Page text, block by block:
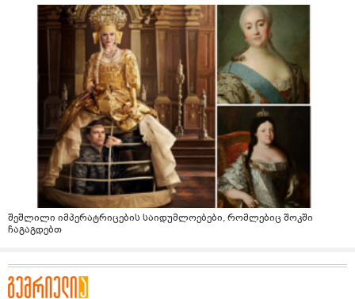
შეშლილი იმპერატრიცების საიდუმლოებები, რომლებიც შოკში
ჩაგაგდებთ